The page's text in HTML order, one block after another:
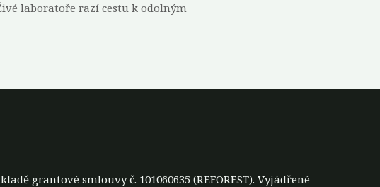
laboratoře razí cestu k odolným
grantové smlouvy č. 101060635 (REFOREST). Vyjádřené